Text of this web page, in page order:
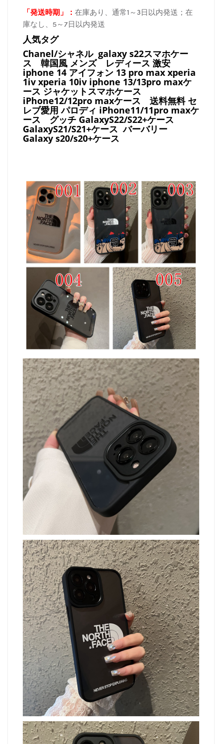
「発送時期 」： 在庫あり、通常1～3日以内発送；在
庫なし、5～7日以内発送
人気タグ
Chanel/シャネル galaxy s22スマホケー
ス 韓国風 メンズ レディース 激安
iphone 14 アイフォン 13 pro max xperia
1iv xperia 10iv iphone 13/13pro maxケ
ース ジャケットスマホケース
iPhone12/12pro maxケース 送料無料 セ
レブ愛用 パロディ iPhone11/11pro maxケ
ース グッチ GalaxyS22/S22+ケース
GalaxyS21/S21+ケース バーバリー
Galaxy s20/s20+ケース